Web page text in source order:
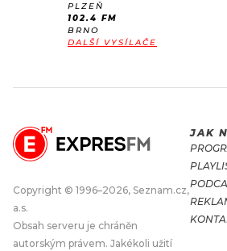
ROZHOVORY
#NEBUDUDOMA
PODCASTY
JAK NALADIT
RÁDIO
APLIKACE
PLAYLIST
PLZEŇ
102.4 FM
BRNO
DALŠÍ VYSÍLAČE
Copyright © 1996–2026, Seznam.cz,
a.s.
Obsah serveru je chráněn
autorským právem. Jakékoli užití
JAK